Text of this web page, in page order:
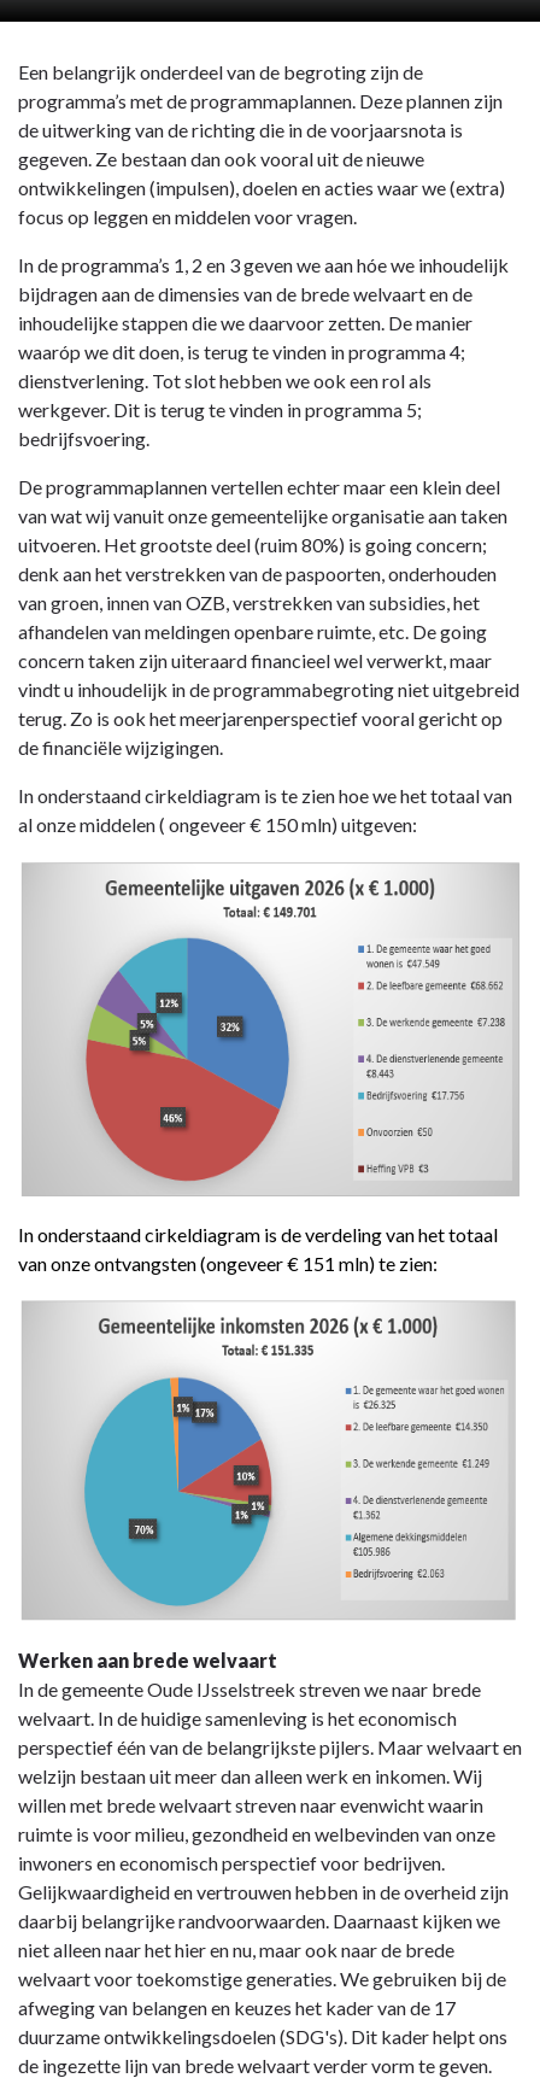
Een belangrijk onderdeel van de begroting zijn de
programma’s met de programmaplannen. Deze plannen zijn
de uitwerking van de richting die in de voorjaarsnota is
gegeven. Ze bestaan dan ook vooral uit de nieuwe
ontwikkelingen (impulsen), doelen en acties waar we (extra)
focus op leggen en middelen voor vragen.
In de programma’s 1, 2 en 3 geven we aan hóe we inhoudelijk
bijdragen aan de dimensies van de brede welvaart en de
inhoudelijke stappen die we daarvoor zetten. De manier
waaróp we dit doen, is terug te vinden in programma 4;
dienstverlening. Tot slot hebben we ook een rol als
werkgever. Dit is terug te vinden in programma 5;
bedrijfsvoering.
De programmaplannen vertellen echter maar een klein deel
van wat wij vanuit onze gemeentelijke organisatie aan taken
uitvoeren. Het grootste deel (ruim 80%) is going concern;
denk aan het verstrekken van de paspoorten, onderhouden
van groen, innen van OZB, verstrekken van subsidies, het
afhandelen van meldingen openbare ruimte, etc. De going
concern taken zijn uiteraard financieel wel verwerkt, maar
vindt u inhoudelijk in de programmabegroting niet uitgebreid
terug. Zo is ook het meerjarenperspectief vooral gericht op
de financiële wijzigingen.
In onderstaand cirkeldiagram is te zien hoe we het totaal van
al onze middelen ( ongeveer € 150 mln) uitgeven:
In onderstaand cirkeldiagram is de verdeling van het totaal
van onze ontvangsten (ongeveer € 151 mln) te zien:
Werken aan brede welvaart
In de gemeente Oude IJsselstreek streven we naar brede
welvaart. In de huidige samenleving is het economisch
perspectief één van de belangrijkste pijlers. Maar welvaart en
welzijn bestaan uit meer dan alleen werk en inkomen. Wij
willen met brede welvaart streven naar evenwicht waarin
ruimte is voor milieu, gezondheid en welbevinden van onze
inwoners en economisch perspectief voor bedrijven.
Gelijkwaardigheid en vertrouwen hebben in de overheid zijn
daarbij belangrijke randvoorwaarden. Daarnaast kijken we
niet alleen naar het hier en nu, maar ook naar de brede
welvaart voor toekomstige generaties. We gebruiken bij de
afweging van belangen en keuzes het kader van de 17
duurzame ontwikkelingsdoelen (SDG's). Dit kader helpt ons
de ingezette lijn van brede welvaart verder vorm te geven.